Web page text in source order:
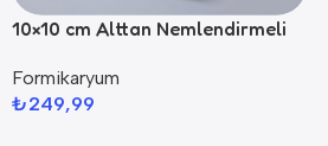
10×10 cm Alttan Nemlendirmeli
Formikaryum
₺249,99